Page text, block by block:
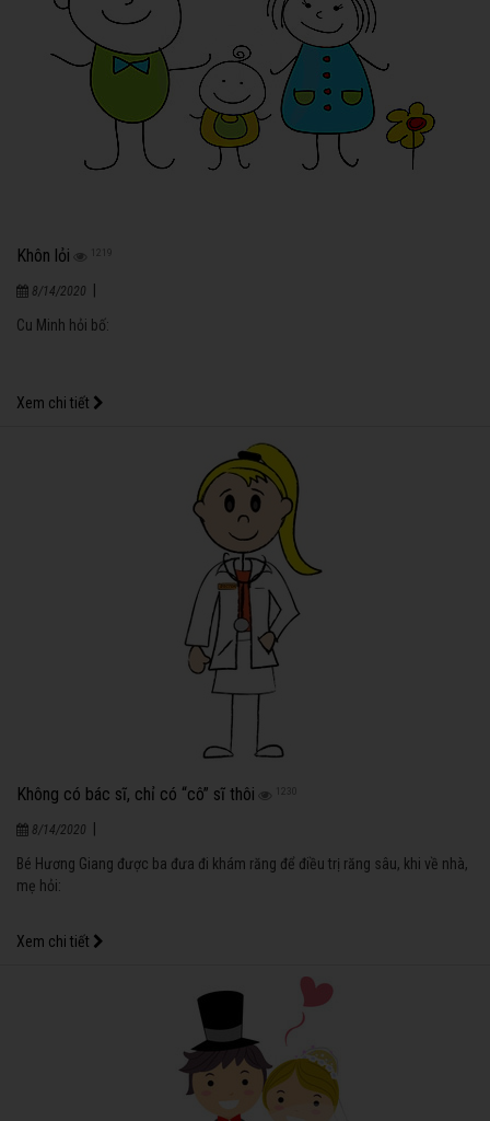
Khôn lỏi 1219
8/14/2020 |
Cu Minh hỏi bố:
Xem chi tiết
Không có bác sĩ, chỉ có “cô” sĩ thôi 1230
8/14/2020 |
Bé Hương Giang được ba đưa đi khám răng để điều trị răng sâu, khi về nhà,
mẹ hỏi:
Xem chi tiết